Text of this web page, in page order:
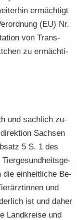
er­mäch­tigt
(EU) Nr.
von Trans­
zu er­mäch­ti­
und sach­lich zu­
Sach­sen
5 S. 1 des
Tier­ge­sund­heits­ge­
die ein­heit­li­che Be­
und
ist und daher
Land­krei­se und